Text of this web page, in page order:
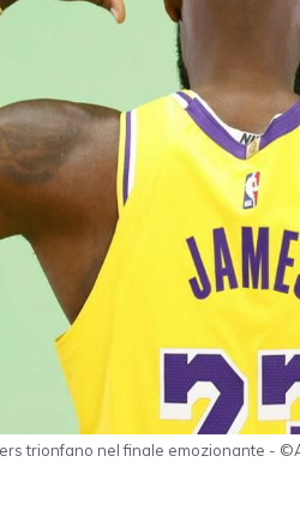
trionfano nel finale emozionante -